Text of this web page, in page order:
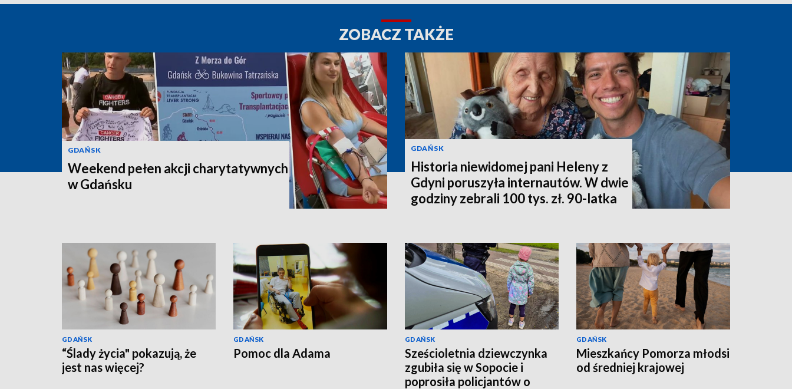
ZOBACZ TAKŻE
GDAŃSK
Weekend pełen akcji charytatywnych
w Gdańsku
GDAŃSK
Historia niewidomej pani Heleny z
Gdyni poruszyła internautów. W dwie
godziny zebrali 100 tys. zł. 90-latka
GDAŃSK
“Ślady życia" pokazują, że
jest nas więcej?
GDAŃSK
Pomoc dla Adama
GDAŃSK
Sześcioletnia dziewczynka
zgubiła się w Sopocie i
poprosiła policjantów o
GDAŃSK
Mieszkańcy Pomorza młodsi
od średniej krajowej